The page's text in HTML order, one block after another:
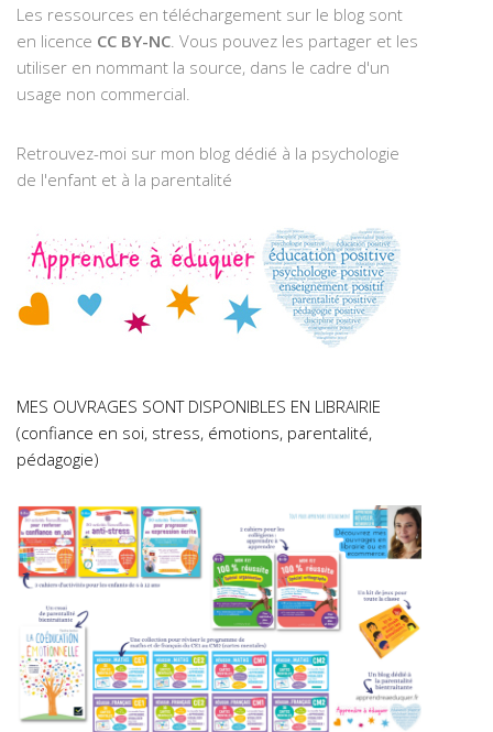
Les ressources en téléchargement sur le blog sont
en licence CC BY-NC . Vous pouvez les partager et les
utiliser en nommant la source, dans le cadre d'un
usage non commercial.
Retrouvez-moi sur mon blog dédié à la psychologie
de l'enfant et à la parentalité
MES OUVRAGES SONT DISPONIBLES EN LIBRAIRIE
(confiance en soi, stress, émotions, parentalité,
pédagogie)